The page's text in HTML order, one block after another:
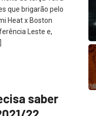
que brigarão pelo
Heat x Boston
Leste e,
saber